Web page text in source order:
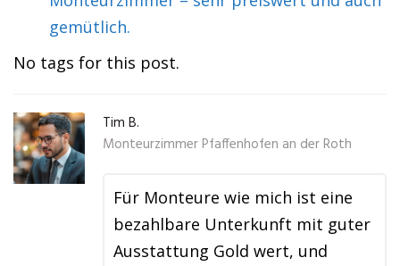
gemütlich.
No tags for this post.
Tim B.
Monteurzimmer Pfaffenhofen an der Roth
Für Monteure wie mich ist eine
bezahlbare Unterkunft mit guter
Ausstattung Gold wert, und